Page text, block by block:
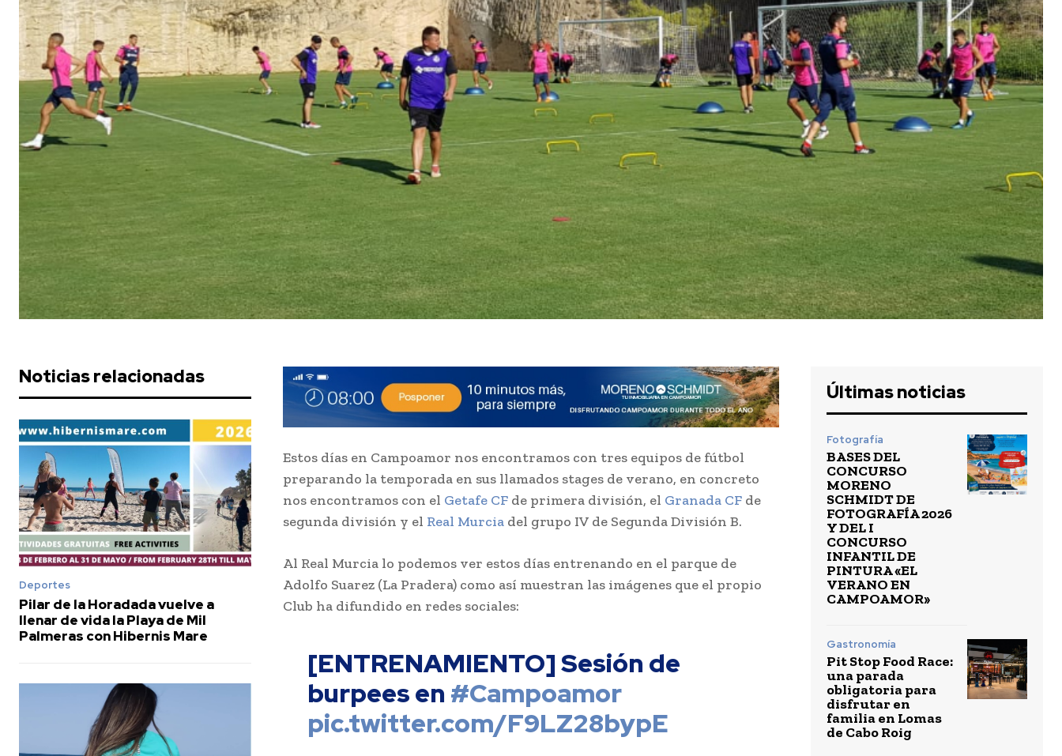
Noticias relacionadas
Deportes
Pilar de la Horadada vuelve a
llenar de vida la Playa de Mil
Palmeras con Hibernis Mare
Estos días en Campoamor nos encontramos con tres equipos de fútbol
preparando la temporada en sus llamados stages de verano, en concreto
nos encontramos con el Getafe CF de primera división, el Granada CF de
segunda división y el Real Murcia del grupo IV de Segunda División B.
Al Real Murcia lo podemos ver estos días entrenando en el parque de
Adolfo Suarez (La Pradera) como así muestran las imágenes que el propio
Club ha difundido en redes sociales:
[ENTRENAMIENTO] Sesión de
burpees en #Campoamor
pic.twitter.com/F9LZ28bypE
Últimas noticias
Fotografía
BASES DEL
CONCURSO
MORENO
SCHMIDT DE
FOTOGRAFÍA 2026
Y DEL I
CONCURSO
INFANTIL DE
PINTURA «EL
VERANO EN
CAMPOAMOR»
Gastronomía
Pit Stop Food Race:
una parada
obligatoria para
disfrutar en
familia en Lomas
de Cabo Roig